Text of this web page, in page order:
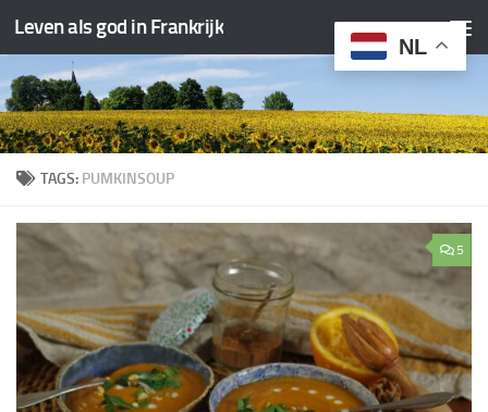
Doorgaan naar inhoud
Leven als god in Frankrijk
TAGS: PUMKINSOUP
5
NL